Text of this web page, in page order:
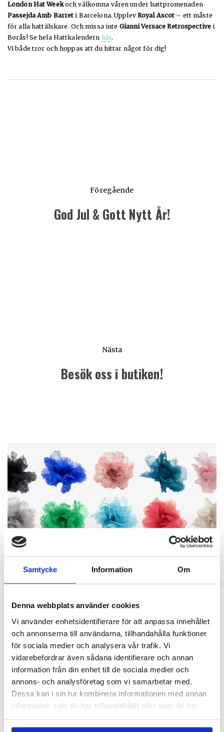
Samtycke Information Om
Denna webbplats använder cookies
Vi använder enhetsidentifierare för att anpassa innehållet
och annonserna till användarna, tillhandahålla funktioner
för sociala medier och analysera vår trafik. Vi
vidarebefordrar även sådana identifierare och annan
information från din enhet till de sociala medier och
annons- och analysföretag som vi samarbetar med.
Dessa kan i sin tur kombinera informationen med annan
information som du har tillhandahållit eller som de har
London Hat Weekoch välkomna våren under hattpromenaden
Passejda Amb Barret i Barcelona. Upplev Royal Ascot – ett måste
för alla hattälskare. Och missa inte Gianni Versace Retrospective i
Borås! Se hela Hattkalendern här.
Vi både tror och hoppas att du hittar något för dig!
Föregående
Föregående
God Jul & Gott Nytt År!
Nästa
Nästa
Besök oss i butiken!
Vackra Pioner!
Finns i 15 färger!